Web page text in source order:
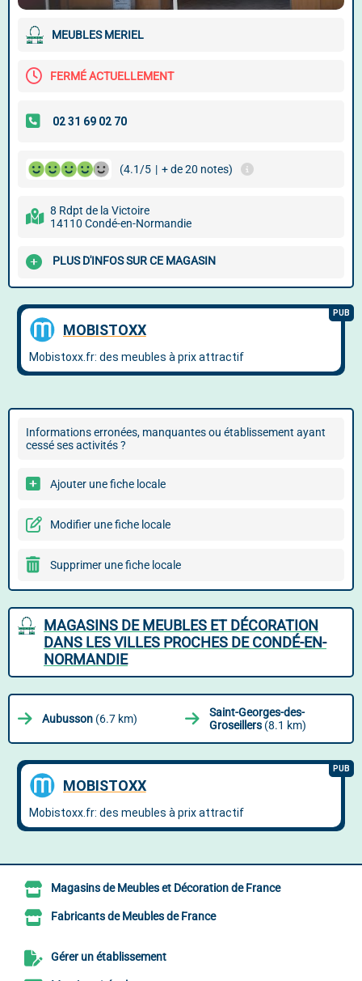
MEUBLES MERIEL
FERMÉ ACTUELLEMENT
(4.1/5 | + de 20 notes)
8 Rdpt de la Victoire
14110 Condé-en-Normandie
PLUS D'INFOS SUR CE MAGASIN
Informations erronées, manquantes ou établissement ayant
cessé ses activités ?
Ajouter une fiche locale
Modifier une fiche locale
Supprimer une fiche locale
MAGASINS DE MEUBLES ET DÉCORATION
DANS LES VILLES PROCHES DE CONDÉ-EN-
NORMANDIE
Aubusson (6.7 km)
Saint-Georges-des-
Groseillers (8.1 km)
Magasins de Meubles et Décoration de France
Fabricants de Meubles de France
Gérer un établissement